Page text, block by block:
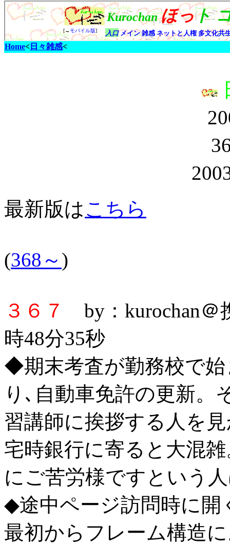
Home< 日々雑感<
最新版はこちら
(368～ )
３６７
by：kurochan
時48分35秒
◆期末考査が勤務校で始
り､自動車免許の更新。
習講師に挨拶する人を
宅時銀行に寄ると大混
にご苦労様ですという
◆途中ページ訪問時に開
最初からフレーム構造